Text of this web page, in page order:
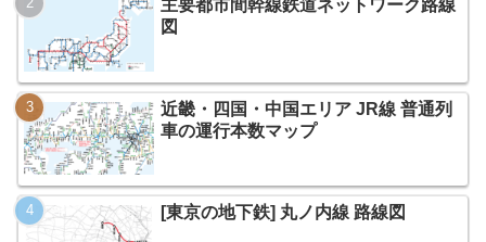
主要都市間幹線鉄道ネットワーク路線
図
近畿・四国・中国エリア JR線 普通列
車の運行本数マップ
[東京の地下鉄] 丸ノ内線 路線図